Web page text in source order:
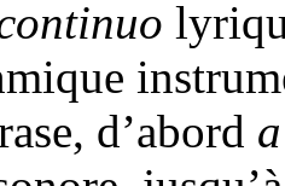
d’abord